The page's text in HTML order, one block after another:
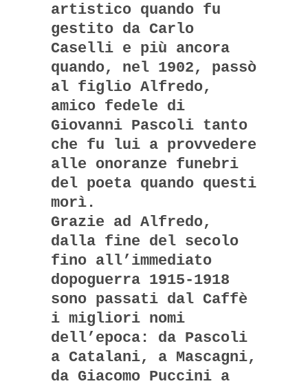
artistico quando fu
gestito da Carlo
Caselli e più ancora
quando, nel 1902, passò
al figlio Alfredo,
amico fedele di
Giovanni Pascoli tanto
che fu lui a provvedere
alle onoranze funebri
del poeta quando questi
morì.
Grazie ad Alfredo,
dalla fine del secolo
fino all’immediato
dopoguerra 1915-1918
sono passati dal Caffè
i migliori nomi
dell’epoca: da Pascoli
a Catalani, a Mascagni,
da Giacomo Puccini a